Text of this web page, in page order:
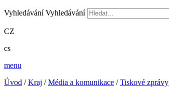
Vyhledávání Vyhledávání
CZ
cs
menu
Úvod /Kraj /Média a komunikace /Tiskové zprávy